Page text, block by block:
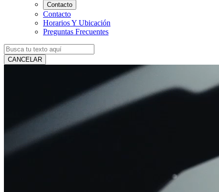
Contacto
Contacto
Horarios Y Ubicación
Preguntas Frecuentes
CANCELAR